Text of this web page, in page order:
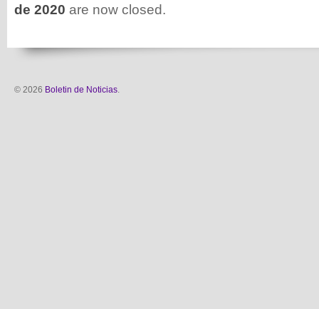
de 2020 are now closed.
© 2026 Boletin de Noticias.